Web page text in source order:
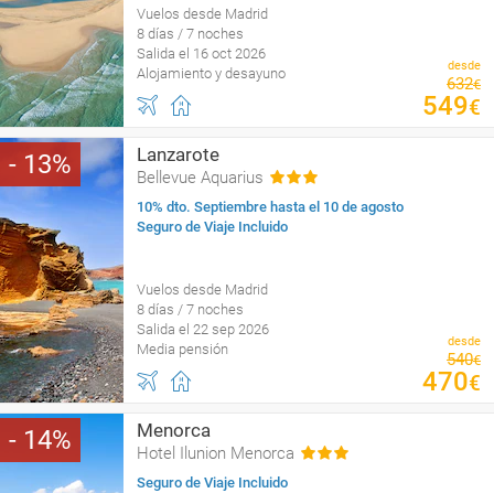
Vuelos desde Madrid
8 días / 7 noches
Salida el 16 oct 2026
Alojamiento y desayuno
desde
632€
549€
13 Lanzarote
Bellevue Aquarius
10% dto. Septiembre hasta el 10 de agosto
Seguro de Viaje Incluido
Vuelos desde Madrid
8 días / 7 noches
Salida el 22 sep 2026
Media pensión
desde
540€
470€
14 Menorca
Hotel Ilunion Menorca
Seguro de Viaje Incluido